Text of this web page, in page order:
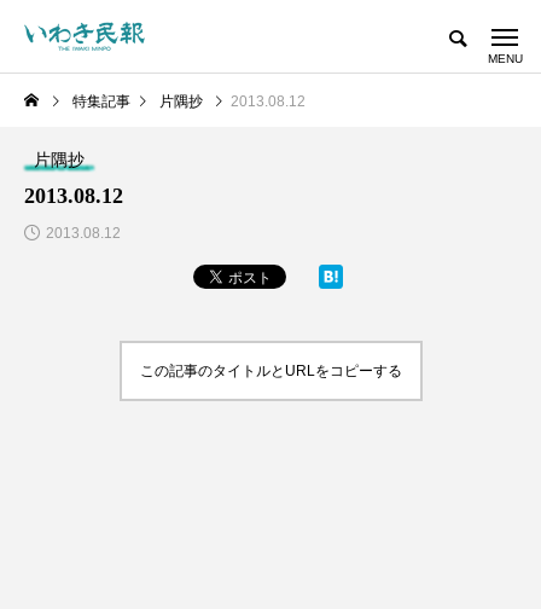
特集記事 片隅抄 2013.08.12
片隅抄
2013.08.12
2013.08.12
この記事のタイトルとURLをコピーする